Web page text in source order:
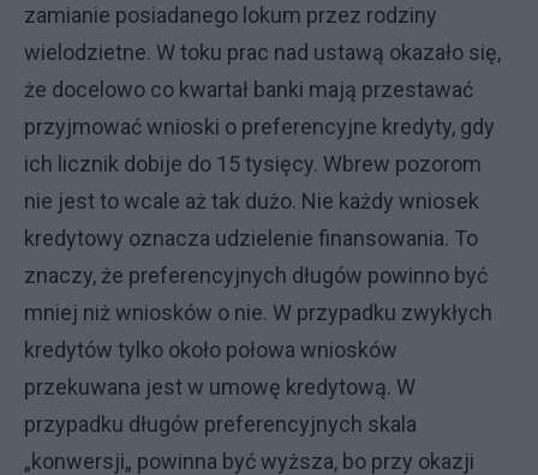
zamianie posiadanego lokum przez rodziny
wielodzietne. W toku prac nad ustawą okazało się,
że docelowo co kwartał banki mają przestawać
przyjmować wnioski o preferencyjne kredyty, gdy
ich licznik dobije do 15 tysięcy. Wbrew pozorom
nie jest to wcale aż tak dużo. Nie każdy wniosek
kredytowy oznacza udzielenie finansowania. To
znaczy, że preferencyjnych długów powinno być
mniej niż wniosków o nie. W przypadku zwykłych
kredytów tylko około połowa wniosków
przekuwana jest w umowę kredytową. W
przypadku długów preferencyjnych skala
„konwersji„ powinna być wyższa, bo przy okazji